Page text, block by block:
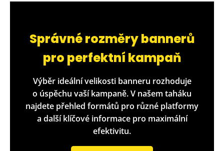
Správné rozměry bannerů
pro perfektní kampaň
Výběr ideální velikosti banneru rozhoduje
o úspěchu vaší kampaně. V našem taháku
najdete přehled formátů pro různé platformy
a další klíčové informace pro maximální
efektivitu.